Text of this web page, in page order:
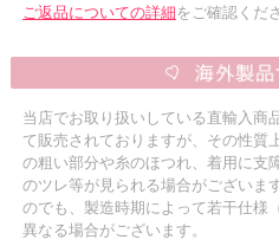
ご返品についての詳細をご確認くだ
当店でお取り扱いしている直輸入商
て販売されておりますが、その性質
の粗い部分や糸のほつれ、着用に支
のツレ等が見られる場合がございま
のでも、製造時期によって若干仕様
異なる場合がございます。